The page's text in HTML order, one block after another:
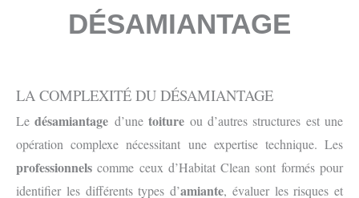
DÉSAMIANTAGE
LA COMPLEXITÉ DU DÉSAMIANTAGE
Ledésamiantage d’unetoiture ou d’autres structures est une
opération complexe nécessitant une expertise technique. Les
professionnels comme ceux d’Habitat Clean sont formés pour
identifier les différents types d’amiante, évaluer les risques et